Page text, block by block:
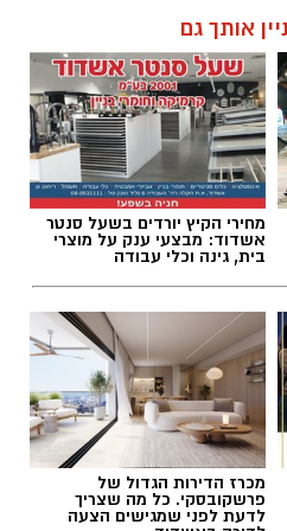
של הקבוצה "אשדוד נט"
נט לחצו כאן
דרום, סיפר: “כשהגעתי
כשהיא בהכרה מלאה
בגופה לאחר שנפלה
מד”א הענקנו לה
פונתה בניידת טיפול
הרפואי אסותא
ויציב.”
אשדוד
אותך גם
מחירי הקיץ יורדים בשעל סנטר
אשדוד: מבצעי ענק על מוצרי
בית, גינה וכלי עבודה
מכרז הדירות הגדול של
פרשקובסקי. כל מה שצריך
לדעת לפני שמגישים הצעה